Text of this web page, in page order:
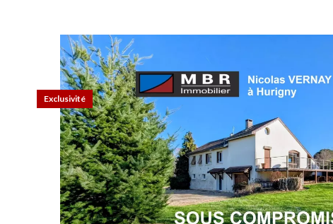
Exclusivité